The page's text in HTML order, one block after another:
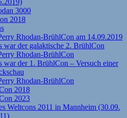
3000
2018
Rhodan-BrühlCon am 14.09.2019
war der galaktische 2. BrühlCon
Rhodan-BrühlCon
war der 1. BrühlCon – Versuch einer
Rhodan-BrühlCon
2018
2023
Weltcons 2011 in Mannheim (30.09.